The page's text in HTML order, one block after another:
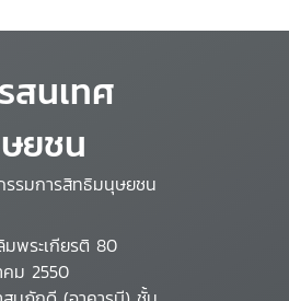
สนเทศ
ยชน
รมการสิทธิมนุษยชน
มพระเกียรติ 80
ม 2550